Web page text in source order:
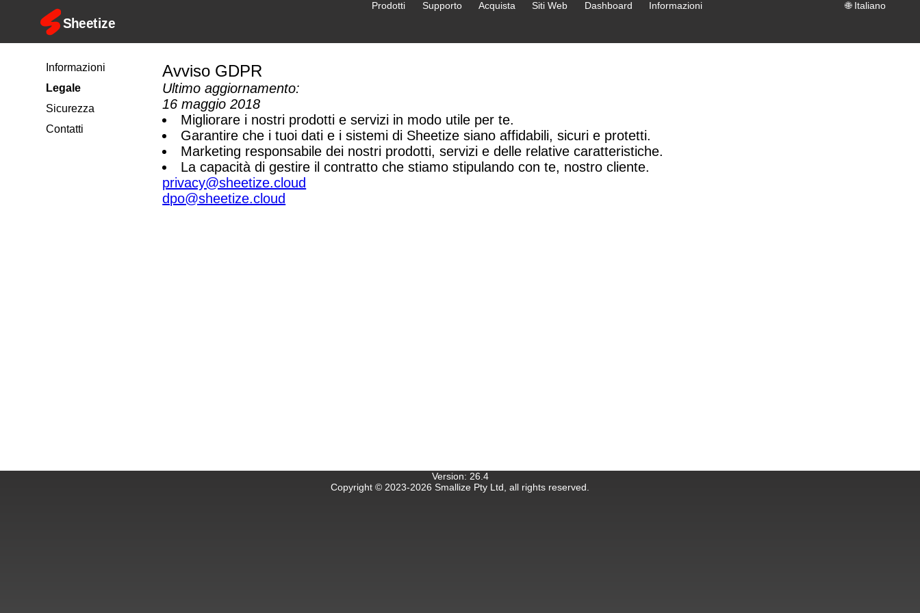
Informazioni
Legale
Sicurezza
Contatti
Avviso GDPR
Ultimo aggiornamento:
16 maggio 2018
Migliorare i nostri prodotti e servizi in modo utile per te.
Garantire che i tuoi dati e i sistemi di Sheetize siano affidabili, sicuri e protetti.
Marketing responsabile dei nostri prodotti, servizi e delle relative caratteristiche.
La capacità di gestire il contratto che stiamo stipulando con te, nostro cliente.
privacy@sheetize.cloud
dpo@sheetize.cloud
Prodotti Supporto Acquista Siti Web Dashboard Informazioni 🌐 Italiano
Version: 26.4
Copyright © 2023-2026 Smallize Pty Ltd, all rights reserved.